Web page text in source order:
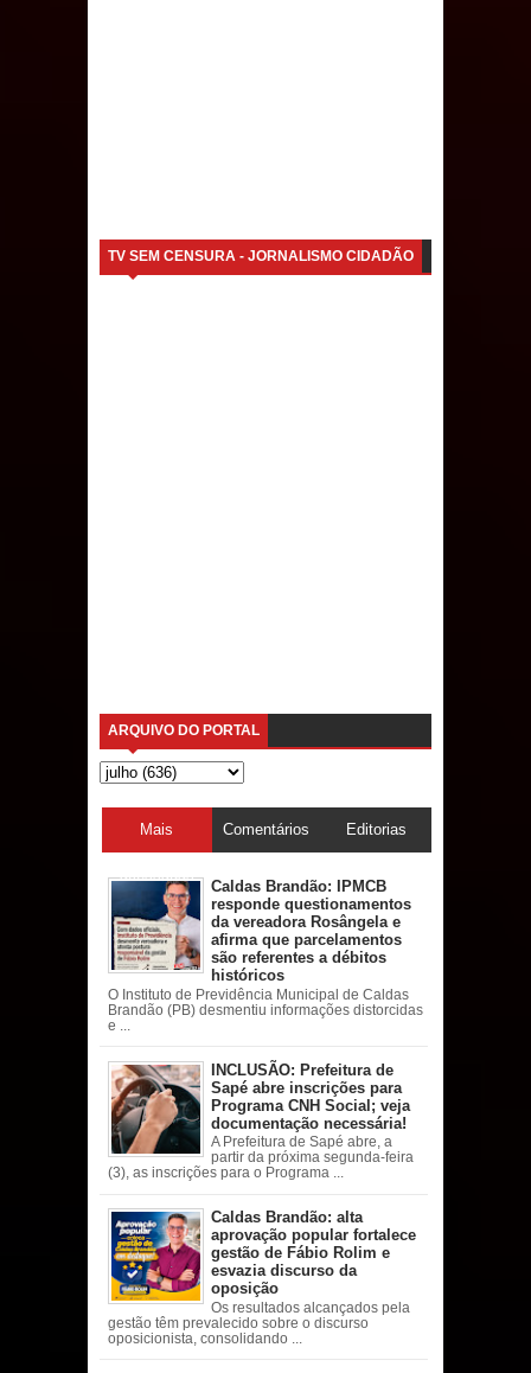
TV SEM CENSURA - JORNALISMO CIDADÃO
ARQUIVO DO PORTAL
Mais
acessadas
Comentários Editorias
Caldas Brandão: IPMCB
responde questionamentos
da vereadora Rosângela e
afirma que parcelamentos
são referentes a débitos
históricos
O Instituto de Previdência Municipal de Caldas
Brandão (PB) desmentiu informações distorcidas
e ...
INCLUSÃO: Prefeitura de
Sapé abre inscrições para
Programa CNH Social; veja
documentação necessária!
A Prefeitura de Sapé abre, a
partir da próxima segunda-feira
(3), as inscrições para o Programa ...
Caldas Brandão: alta
aprovação popular fortalece
gestão de Fábio Rolim e
esvazia discurso da
oposição
Os resultados alcançados pela
gestão têm prevalecido sobre o discurso
oposicionista, consolidando ...